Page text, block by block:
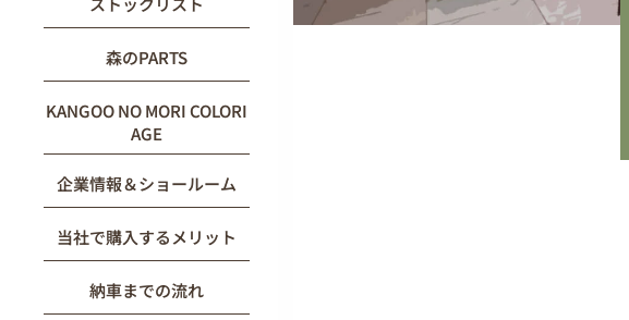
森のPARTS
KANGOO NO MORI COLORI
AGE
企業情報＆ショールーム
当社で購入するメリット
納車までの流れ